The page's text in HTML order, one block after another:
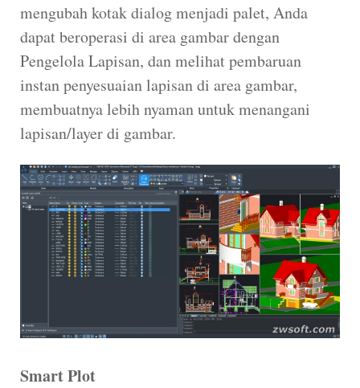
mengubah kotak dialog menjadi palet, Anda
dapat beroperasi di area gambar dengan
Pengelola Lapisan, dan melihat pembaruan
instan penyesuaian lapisan di area gambar,
membuatnya lebih nyaman untuk menangani
lapisan/layer di gambar.
Smart Plot